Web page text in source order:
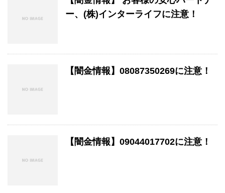
ー、(株)インターライフに注意！
【闇金情報】08087350269に注意！
【闇金情報】09044017702に注意！